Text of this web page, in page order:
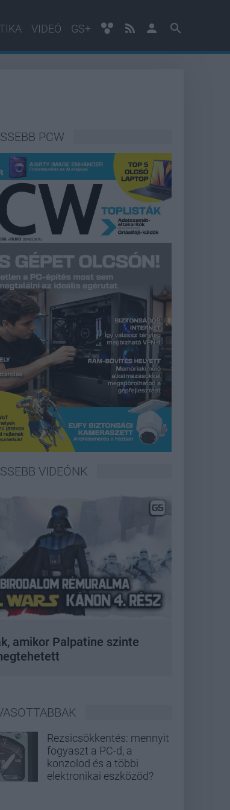
VIDEÓ GS+
PCW
VIDEÓNK
amikor Palpatine szinte
Rezsicsökkentés: mennyit
fogyaszt a PC-d, a
konzolod és a többi
elektronikai eszközöd?